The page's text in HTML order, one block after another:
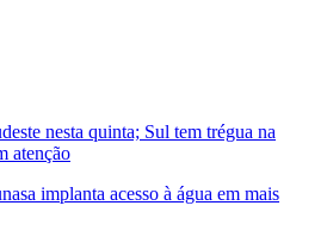
nesta quinta; Sul tem trégua na
atenção
implanta acesso à água em mais